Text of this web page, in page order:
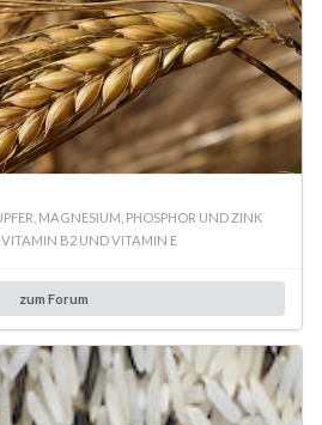
MAGNESIUM, PHOSPHOR UND ZINK
B2 UND VITAMIN E
zum Forum